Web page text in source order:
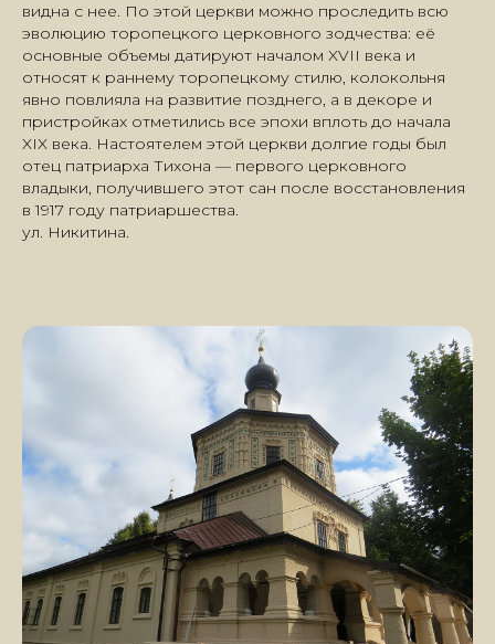
видна с нее. По этой церкви можно проследить всю
эволюцию торопецкого церковного зодчества: её
основные объемы датируют началом XVII века и
относят к раннему торопецкому стилю, колокольня
явно повлияла на развитие позднего, а в декоре и
пристройках отметились все эпохи вплоть до начала
XIX века. Настоятелем этой церкви долгие годы был
отец патриарха Тихона — первого церковного
владыки, получившего этот сан после восстановления
в 1917 году патриаршества.
ул. Никитина.
Выберите место онлайн в
нашем сервисе бронирования
© 2026 Торополис. All Rights Reserved.
ООО «Фрэйм» ИНН: 6944009519 КПП: 694401001
Политика в отношении обработки персональных данных
Бронирование
КОНТАКТЫ
БЛОГ
ГАЛЕРЕЯ
АКЦИИ
ЭКО-ФЕРМА
УСЛУГИ
РАЗМЕЩЕНИЕ